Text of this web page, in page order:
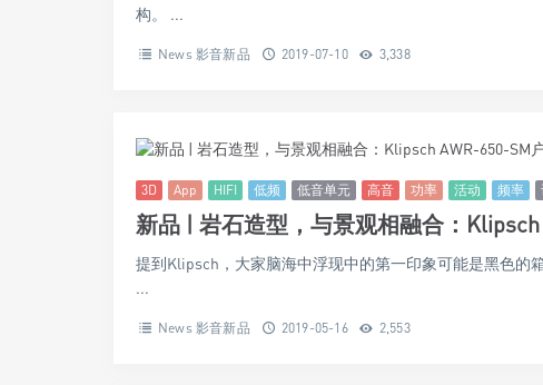
构。 ...
News 影音新品 2019-07-10 3,338